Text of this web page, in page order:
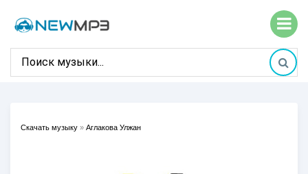
Скачать музыку » Аглакова Улжан